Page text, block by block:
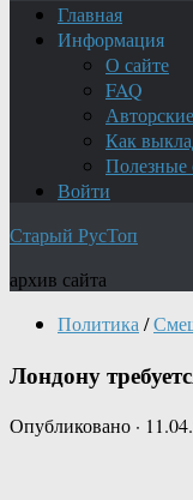
Главная
Информация
О сайте
FAQ
Как
Полезные
Войти
Старый РусТоп
архив сайта
Политика /
Лондону
Опубликовано ·